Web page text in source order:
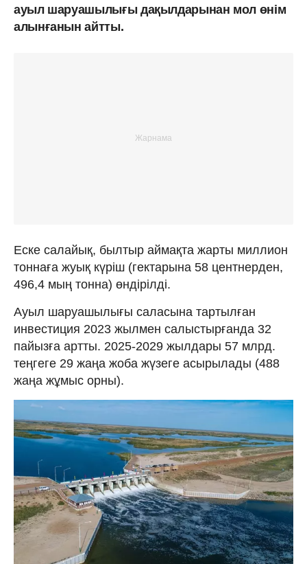
ауыл шаруашылығы дақылдарынан мол өнім
алынғанын айтты.
Еске салайық, былтыр аймақта жарты миллион
тоннаға жуық күріш (гектарына 58 центнерден,
496,4 мың тонна) өндірілді.
Ауыл шаруашылығы саласына тартылған
инвестиция 2023 жылмен салыстырғанда 32
пайызға артты. 2025-2029 жылдары 57 млрд.
теңгеге 29 жаңа жоба жүзеге асырылады (488
жаңа жұмыс орны).